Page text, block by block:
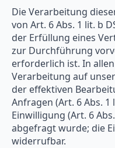
Die Verarbeitung
von Art. 6 Abs. 1 lit. b
der Erfüllung eines
zur Durchführung
erforderlich ist. In
Verarbeitung auf
der effektiven
Anfragen (Art. 6 Abs.
Einwilligung (Art. 6
abgefragt wurde; die
widerrufbar.